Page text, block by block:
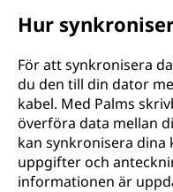
Hur
För att synkronisera
du den till din dator
kabel. Med Palms
överföra data mellan
kan synkronisera dina
uppgifter och
informationen är